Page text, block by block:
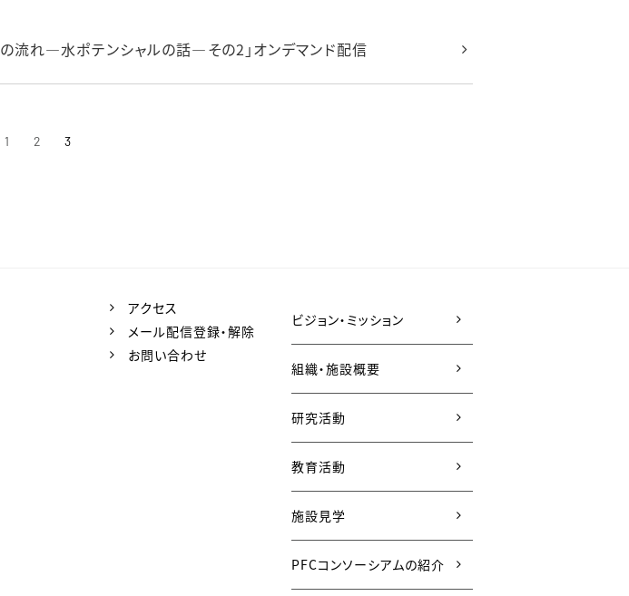
の流れ―水ポテンシャルの話―その2」オンデマンド配信
1 2 3
アクセス
メール配信登録・解除
お問い合わせ
ビジョン・ミッション
組織・施設概要
研究活動
教育活動
施設見学
PFCコンソーシアムの紹介